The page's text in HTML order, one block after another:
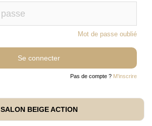
Mot de passe oublié
Pas de compte ? M'inscrire
SALON BEIGE ACTION